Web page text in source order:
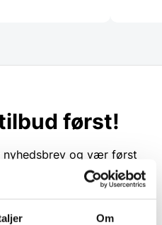
Om
først!
nyhedsbrev og vær først
rolig, vi spammer dig
tilbud og